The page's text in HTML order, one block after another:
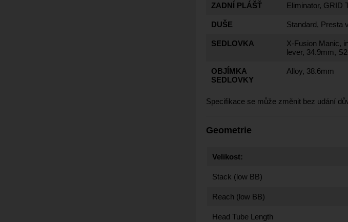
ZADNÍ PLÁŠŤ Eliminator, GRID
DUŠE Standard, Presta
SEDLOVKA
X-Fusion Manic,
lever, 34.9mm,
OBJÍMKA
SEDLOVKY
Alloy, 38.6mm
Specifikace se může změnit bez udání
Geometrie
Velikost:
Stack (low BB)
Reach (low BB)
Head Tube Length